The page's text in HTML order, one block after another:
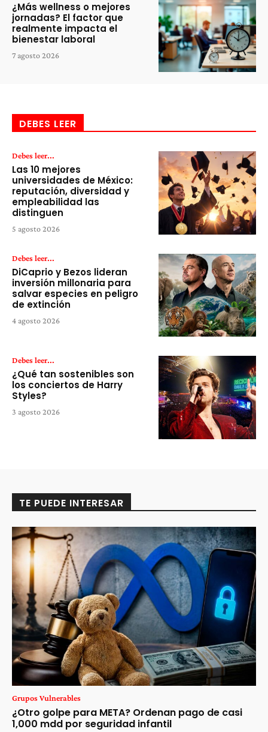
¿Más wellness o mejores
jornadas? El factor que
realmente impacta el
bienestar laboral
7 agosto 2026
DEBES LEER
Debes leer...
Las 10 mejores
universidades de México:
reputación, diversidad y
empleabilidad las
distinguen
5 agosto 2026
Debes leer...
DiCaprio y Bezos lideran
inversión millonaria para
salvar especies en peligro
de extinción
4 agosto 2026
Debes leer...
¿Qué tan sostenibles son
los conciertos de Harry
Styles?
3 agosto 2026
TE PUEDE INTERESAR
Grupos Vulnerables
¿Otro golpe para META? Ordenan pago de casi
1,000 mdd por seguridad infantil